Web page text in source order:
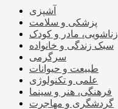
آشپزی
پزشکی و سلامت
زناشویی، مادر و کودک
سبک زندگی و خانواده
سرگرمی
طبیعت و حیوانات
علمی و تکنولوژی
فرهنگی، هنر و سینما
گردشگری و مهاجرت